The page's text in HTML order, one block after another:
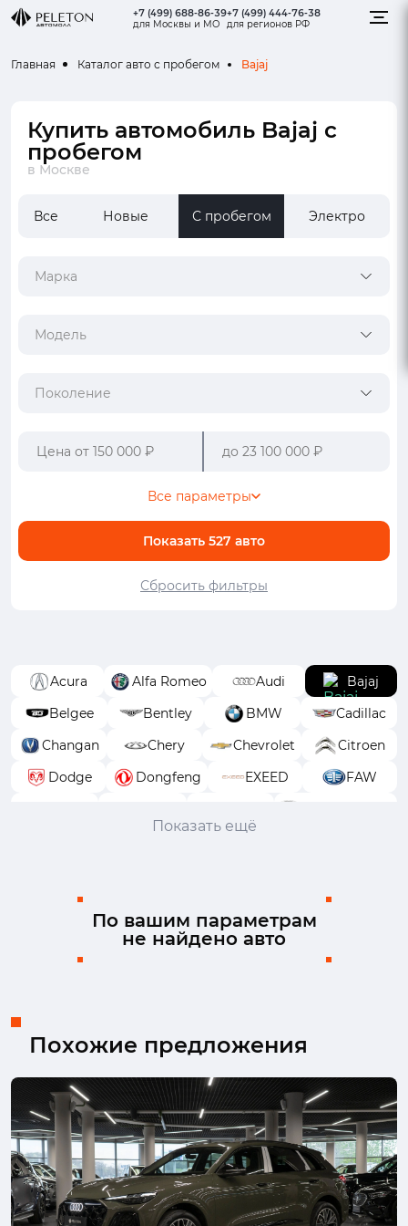
+7 (499) 688-86-39
для Москвы и МО
+7 (499) 444-76-38
для регионов РФ
Главная Каталог авто с пробегом Bajaj
Купить автомобиль Bajaj с
пробегом
в Москве
Все Новые С пробегом Электро
Марка
Модель
Поколение
Показать 527 авто
Все параметры
Сбросить фильтры
Acura Alfa Romeo Audi
Bajaj
Belgee
Bentley BMW
Cadillac
Changan
Chery Chevrolet
Citroen
Dodge
Dongfeng EXEED
FAW
Jaecoo
Kia Lada (ВАЗ)
SWM
Tank TENET
Volkswagen
Volvo Москвич УАЗ
Показать ещё
По вашим параметрам
не найдено авто
Похожие предложения